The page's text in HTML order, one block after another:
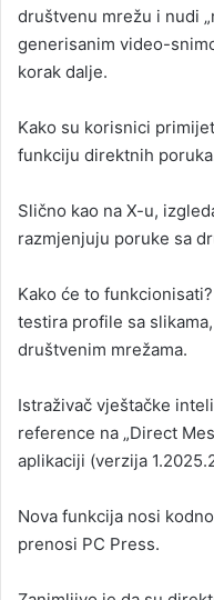
a
i
društvenu mrežu i nudi
generisanim video-
korak dalje.
Kako su korisnici
funkciju direktnih
Slično kao na X-u,
razmjenjuju poruke sa
Kako će to
testira profile sa
društvenim mrežama.
Istraživač vještačke
reference na „Direct
aplikaciji (verzija
Nova funkcija nosi kodno
prenosi PC Press.